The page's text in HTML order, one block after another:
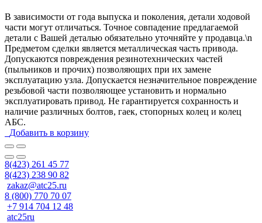
В зависимости от года выпуска и поколения, детали ходовой
части могут отличаться. Точное совпадение предлагаемой
детали с Вашей деталью обязательно уточняйте у продавца.\n
Предметом сделки является металлическая часть привода.
Допускаются повреждения резинотехнических частей
(пыльников и прочих) позволяющих при их замене
эксплуатацию узла. Допускается незначительное повреждение
резьбовой части позволяющее установить и нормально
эксплуатировать привод. Не гарантируется сохранность и
наличие различных болтов, гаек, стопорных колец и колец
АБС.
Добавить в корзину
8(423) 261 45 77
8(423) 238 90 82
zakaz@atc25.ru
8 (800) 770 70 07
+7 914 704 12 48
atc25ru